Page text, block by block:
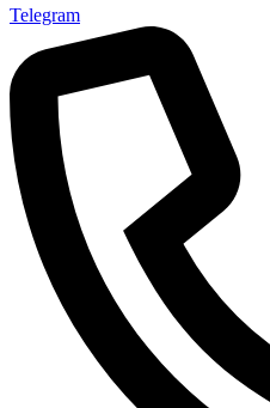
Telegram